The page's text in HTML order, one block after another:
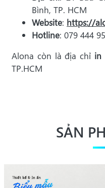
Bình, TP. HCM
Website: https://
Hotline: 079 444
Alona còn là địa chỉ in
TP.HCM
SẢN